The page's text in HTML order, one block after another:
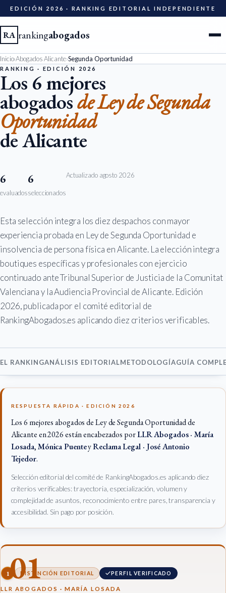
EDICIÓN 2026 · RANKING EDITORIAL INDEPENDIENTE
RA rankingabogados
Ciudades
Especialidades
Diccionario
Edición 2026
Inicio›Abogados Alicante›Segunda Oportunidad
RANKING · EDICIÓN 2026
Los 6 mejores
abogadosde Ley de Segunda
Oportunidad
de Alicante
6
evaluados
6
seleccionados
Actualizado agosto 2026
Esta selección integra los diez despachos con mayor
experiencia probada en Ley de Segunda Oportunidad e
insolvencia de persona física en Alicante. La elección integra
boutiques específicas y profesionales con ejercicio
continuado ante Tribunal Superior de Justicia de la Comunitat
Valenciana y la Audiencia Provincial de Alicante. Edición
2026, publicada por el comité editorial de
RankingAbogados.es aplicando diez criterios verificables.
EL RANKINGANÁLISIS EDITORIALMETODOLOGÍAGUÍA
RESPUESTA RÁPIDA · EDICIÓN 2026
Los 6 mejores abogados de Ley de Segunda Oportunidad de
Alicante en 2026 están encabezados porLLR Abogados · María
Losada,Mónica PuenteyReclama Legal · José Antonio
Tejedor.
Selección editorial del comité de RankingAbogados.es aplicando diez
criterios verificables: trayectoria, especialización, volumen y
complejidad de asuntos, reconocimiento entre pares, transparencia y
accesibilidad. Sin pago por posición.
01
1 DISTINCIÓN EDITORIAL PERFIL VERIFICADO
LLR ABOGADOS · MARÍA LOSADA